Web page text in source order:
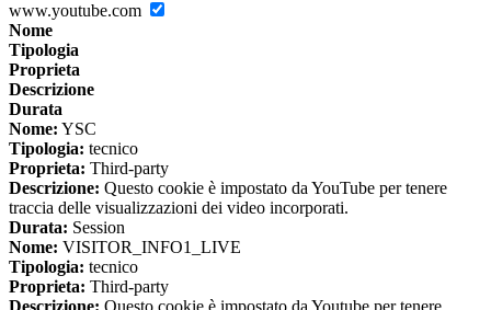
www.youtube.com
Nome
Tipologia
Proprieta
Descrizione
Durata
Nome: YSC
Tipologia: tecnico
Proprieta: Third-party
Descrizione: Questo cookie è impostato da YouTube per tenere
traccia delle visualizzazioni dei video incorporati.
Durata: Session
Nome: VISITOR_INFO1_LIVE
Tipologia: tecnico
Proprieta: Third-party